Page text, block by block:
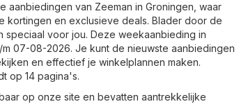
van Zeeman in Groningen, waar
en exclusieve deals. Blader door de
voor jou. Deze weekaanbieding in
07-08-2026. Je kunt de nieuwste aanbiedingen
en effectief je winkelplannen maken.
op 14 pagina's.
op onze site en bevatten aantrekkelijke